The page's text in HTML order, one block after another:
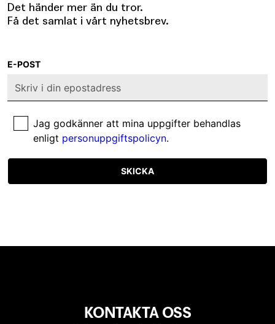
Det händer mer än du tror.
Få det samlat i vårt nyhetsbrev.
E-POST
Jag godkänner att mina uppgifter behandlas
enligt personuppgiftspolicyn.
SKICKA
KONTAKTA OSS